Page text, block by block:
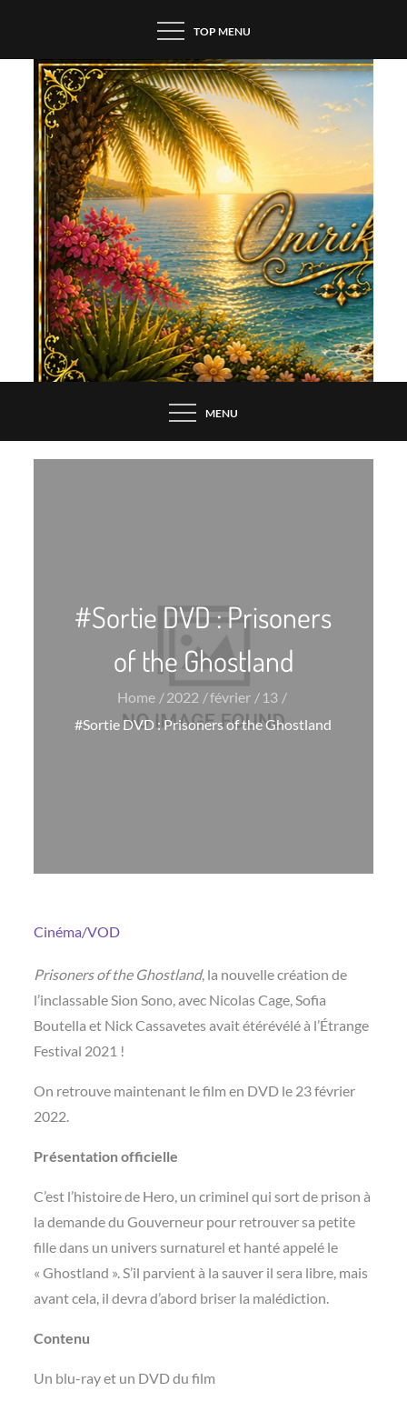
content
TOP MENU
MENU
#Sortie DVD : Prisoners
of the Ghostland
Home 2022 février
13
#Sortie DVD : Prisoners of the Ghostland
Cinéma/VOD
Prisoners of the Ghostland, la nouvelle création de
l’inclassable Sion Sono, avec Nicolas Cage, Sofia
Boutella et Nick Cassavetes avait étérévélé à l’Étrange
Festival 2021 !
On retrouve maintenant le film en DVD le 23 février
2022.
Présentation officielle
C’est l’histoire de Hero, un criminel qui sort de prison à
la demande du Gouverneur pour retrouver sa petite
fille dans un univers surnaturel et hanté appelé le
« Ghostland ». S’il parvient à la sauver il sera libre, mais
avant cela, il devra d’abord briser la malédiction.
Contenu
Un blu-ray et un DVD du film